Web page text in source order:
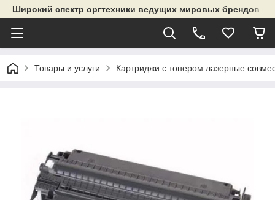
Широкий спектр оргтехники ведущих мировых брендов и
Товары и услуги Картриджи с тонером лазерные